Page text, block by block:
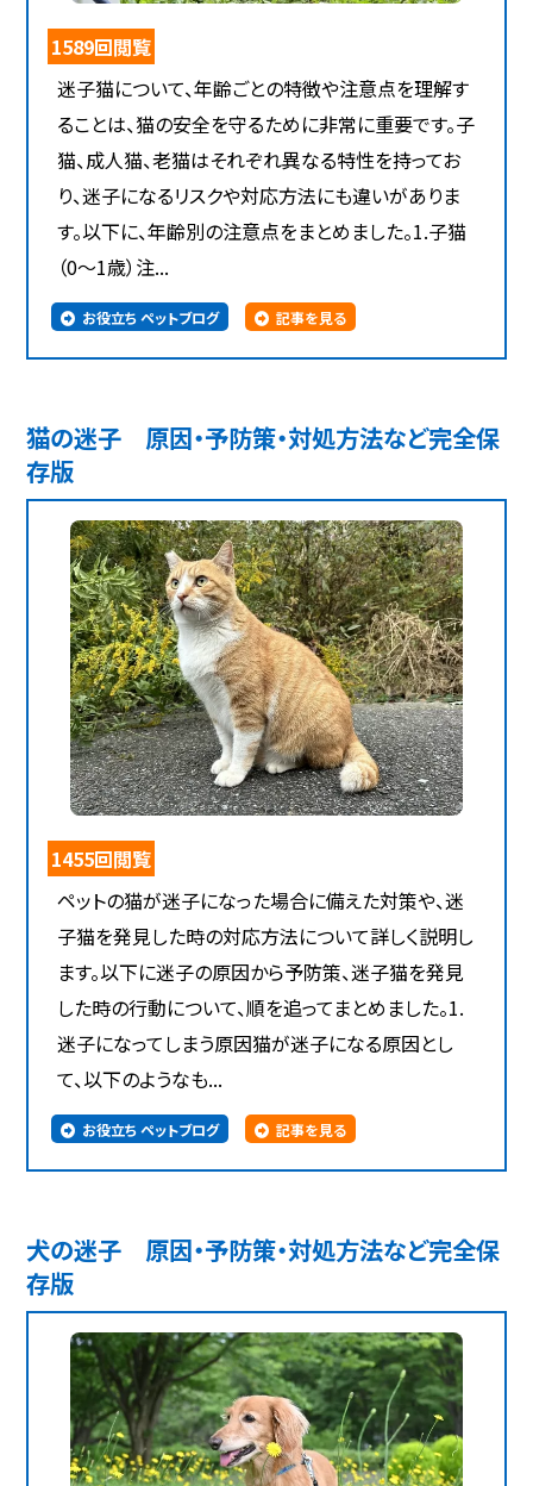
1589回閲覧
迷子猫について、年齢ごとの特徴や注意点を理解す
ることは、猫の安全を守るために非常に重要です。子
猫、成人猫、老猫はそれぞれ異なる特性を持ってお
り、迷子になるリスクや対応方法にも違いがありま
す。以下に、年齢別の注意点をまとめました。1.子猫
（0～1歳）注...
お役立ち ペットブログ 記事を見る
猫の迷子 原因・予防策・対処方法など完全保
存版
1455回閲覧
ペットの猫が迷子になった場合に備えた対策や、迷
子猫を発見した時の対応方法について詳しく説明し
ます。以下に迷子の原因から予防策、迷子猫を発見
した時の行動について、順を追ってまとめました。1.
迷子になってしまう原因猫が迷子になる原因とし
て、以下のようなも...
お役立ち ペットブログ 記事を見る
犬の迷子 原因・予防策・対処方法など完全保
存版